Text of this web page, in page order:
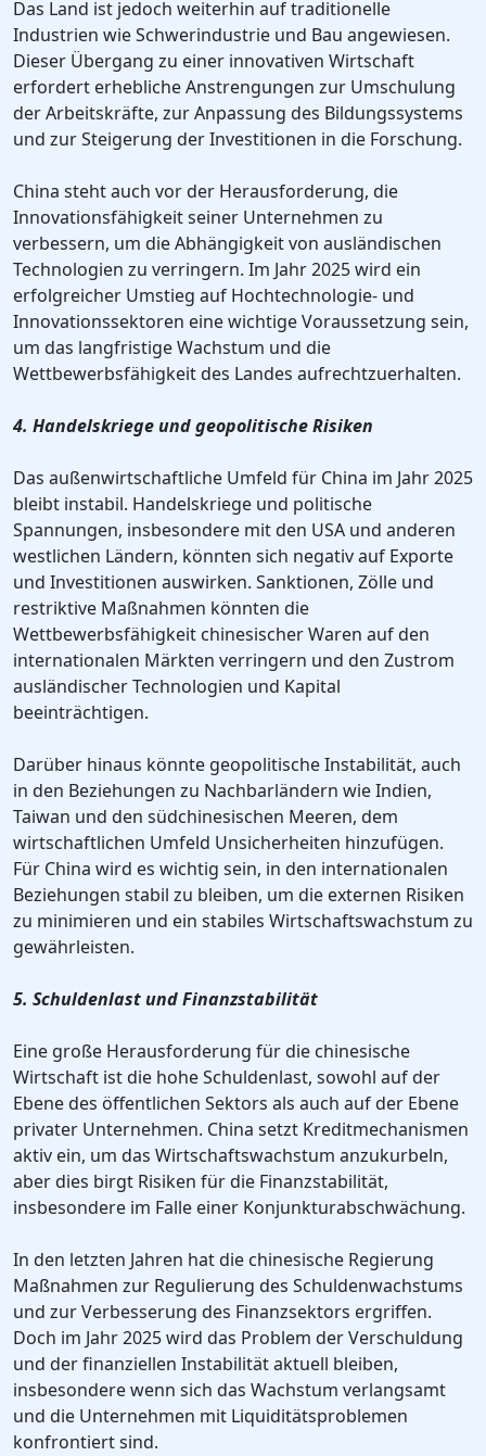
Das Land ist jedoch weiterhin auf traditionelle
Industrien wie Schwerindustrie und Bau angewiesen.
Dieser Übergang zu einer innovativen Wirtschaft
erfordert erhebliche Anstrengungen zur Umschulung
der Arbeitskräfte, zur Anpassung des Bildungssystems
und zur Steigerung der Investitionen in die Forschung.
China steht auch vor der Herausforderung, die
Innovationsfähigkeit seiner Unternehmen zu
verbessern, um die Abhängigkeit von ausländischen
Technologien zu verringern. Im Jahr 2025 wird ein
erfolgreicher Umstieg auf Hochtechnologie- und
Innovationssektoren eine wichtige Voraussetzung sein,
um das langfristige Wachstum und die
Wettbewerbsfähigkeit des Landes aufrechtzuerhalten.
4. Handelskriege und geopolitische Risiken
Das außenwirtschaftliche Umfeld für China im Jahr 2025
bleibt instabil. Handelskriege und politische
Spannungen, insbesondere mit den USA und anderen
westlichen Ländern, könnten sich negativ auf Exporte
und Investitionen auswirken. Sanktionen, Zölle und
restriktive Maßnahmen könnten die
Wettbewerbsfähigkeit chinesischer Waren auf den
internationalen Märkten verringern und den Zustrom
ausländischer Technologien und Kapital
beeinträchtigen.
Darüber hinaus könnte geopolitische Instabilität, auch
in den Beziehungen zu Nachbarländern wie Indien,
Taiwan und den südchinesischen Meeren, dem
wirtschaftlichen Umfeld Unsicherheiten hinzufügen.
Für China wird es wichtig sein, in den internationalen
Beziehungen stabil zu bleiben, um die externen Risiken
zu minimieren und ein stabiles Wirtschaftswachstum zu
gewährleisten.
5. Schuldenlast und Finanzstabilität
Eine große Herausforderung für die chinesische
Wirtschaft ist die hohe Schuldenlast, sowohl auf der
Ebene des öffentlichen Sektors als auch auf der Ebene
privater Unternehmen. China setzt Kreditmechanismen
aktiv ein, um das Wirtschaftswachstum anzukurbeln,
aber dies birgt Risiken für die Finanzstabilität,
insbesondere im Falle einer Konjunkturabschwächung.
In den letzten Jahren hat die chinesische Regierung
Maßnahmen zur Regulierung des Schuldenwachstums
und zur Verbesserung des Finanzsektors ergriffen.
Doch im Jahr 2025 wird das Problem der Verschuldung
und der finanziellen Instabilität aktuell bleiben,
insbesondere wenn sich das Wachstum verlangsamt
und die Unternehmen mit Liquiditätsproblemen
konfrontiert sind.